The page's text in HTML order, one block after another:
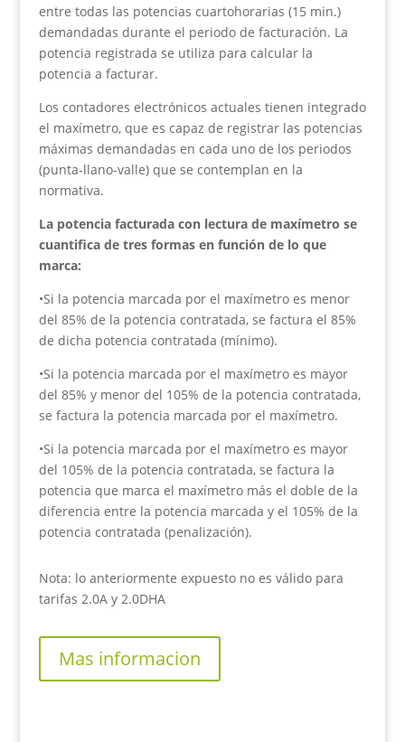
entre todas las potencias cuartohorarias (15 min.)
demandadas durante el periodo de facturación. La
potencia registrada se utiliza para calcular la
potencia a facturar.
Los contadores electrónicos actuales tienen integrado
el maxímetro, que es capaz de registrar las potencias
máximas demandadas en cada uno de los periodos
(punta-llano-valle) que se contemplan en la
normativa.
La potencia facturada con lectura de maxímetro se
cuantifica de tres formas en función de lo que
marca:
•Si la potencia marcada por el maxímetro es menor
del 85% de la potencia contratada, se factura el 85%
de dicha potencia contratada (mínimo).
•Si la potencia marcada por el maxímetro es mayor
del 85% y menor del 105% de la potencia contratada,
se factura la potencia marcada por el maxímetro.
•Si la potencia marcada por el maxímetro es mayor
del 105% de la potencia contratada, se factura la
potencia que marca el maxímetro más el doble de la
diferencia entre la potencia marcada y el 105% de la
potencia contratada (penalización).
Nota: lo anteriormente expuesto no es válido para
tarifas 2.0A y 2.0DHA
Mas informacion